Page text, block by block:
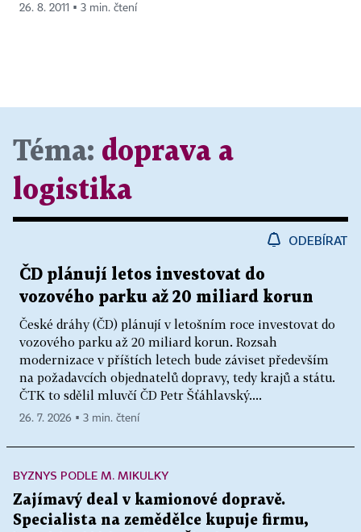
26. 8. 2011 ▪ 3 min. čtení
Téma: doprava a
logistika
ODEBÍRAT
ČD plánují letos investovat do
vozového parku až 20 miliard korun
České dráhy (ČD) plánují v letošním roce investovat do
vozového parku až 20 miliard korun. Rozsah
modernizace v příštích letech bude záviset především
na požadavcích objednatelů dopravy, tedy krajů a státu.
ČTK to sdělil mluvčí ČD Petr Šťáhlavský....
26. 7. 2026 ▪ 3 min. čtení
BYZNYS PODLE M. MIKULKY
Zajímavý deal v kamionové dopravě.
Specialista na zemědělce kupuje firmu,